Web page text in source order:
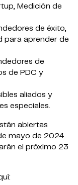
Medición de
de éxito,
para aprender de
de
de PDC y
aliados y
especiales.
abiertas
mayo de 2024.
el próximo 23